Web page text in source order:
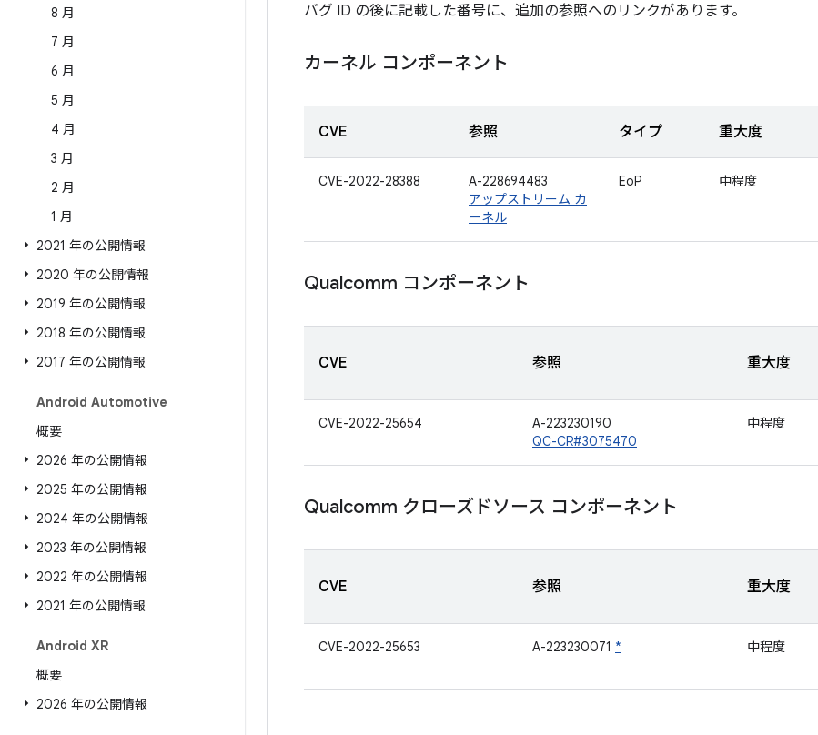
8 月
7 月
6 月
5 月
4 月
3 月
2 月
1 月
2021 年の公開情報
2020 年の公開情報
2019 年の公開情報
2018 年の公開情報
2017 年の公開情報
Android Automotive
概要
2026 年の公開情報
2025 年の公開情報
2024 年の公開情報
2023 年の公開情報
2022 年の公開情報
2021 年の公開情報
Android XR
概要
2026 年の公開情報
バグ ID の後に記載した番号に、追加の参照へのリンクがあります。
カーネル コンポーネント
CVE 参照 タイプ 重大度
CVE-2022-28388
A-228694483
アップストリーム カ
ーネル
EoP 中程度
Qualcomm コンポーネント
CVE 参照 重大度
CVE-2022-25654
A-223230190
QC-CR#3075470
中程度
Qualcomm クローズドソース コンポーネント
CVE 参照 重大度
CVE-2022-25653 A-223230071 * 中程度